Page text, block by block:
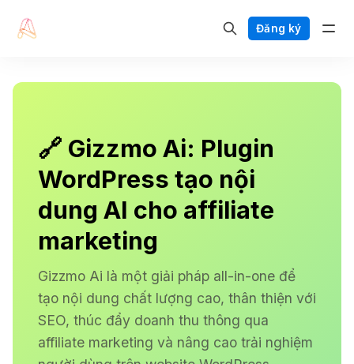
Đăng ký
🔗 Gizzmo Ai: Plugin
WordPress tạo nội
dung AI cho affiliate
marketing
Gizzmo Ai là một giải pháp all-in-one để
tạo nội dung chất lượng cao, thân thiện với
SEO, thúc đẩy doanh thu thông qua
affiliate marketing và nâng cao trải nghiệm